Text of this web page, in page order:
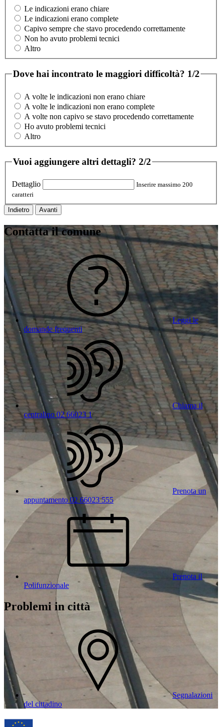
Le indicazioni erano chiare
Le indicazioni erano complete
Capivo sempre che stavo procedendo correttamente
Non ho avuto problemi tecnici
Altro
Dove hai incontrato le maggiori difficoltà? 1/2
A volte le indicazioni non erano chiare
A volte le indicazioni non erano complete
A volte non capivo se stavo procedendo correttamente
Ho avuto problemi tecnici
Altro
Vuoi aggiungere altri dettagli? 2/2
Dettaglio
Inserire massimo 200
caratteri
Indietro Avanti
Contatta il comune
Leggi le
domande frequenti
Chiama il
centralino 02 66023 1
Prenota un
appuntamento 02 66023 555
Prenota il
Polifunzionale
Problemi in città
Segnalazioni
del cittadino